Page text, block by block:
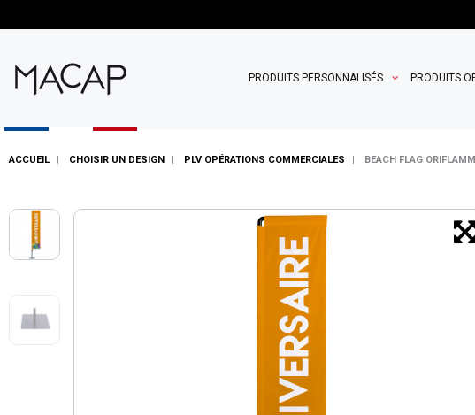
PRODUITS PERSONNALISÉS PRODUITS
ACCUEIL CHOISIR UN DESIGN PLV OPÉRATIONS COMMERCIALES BEACH FLAG